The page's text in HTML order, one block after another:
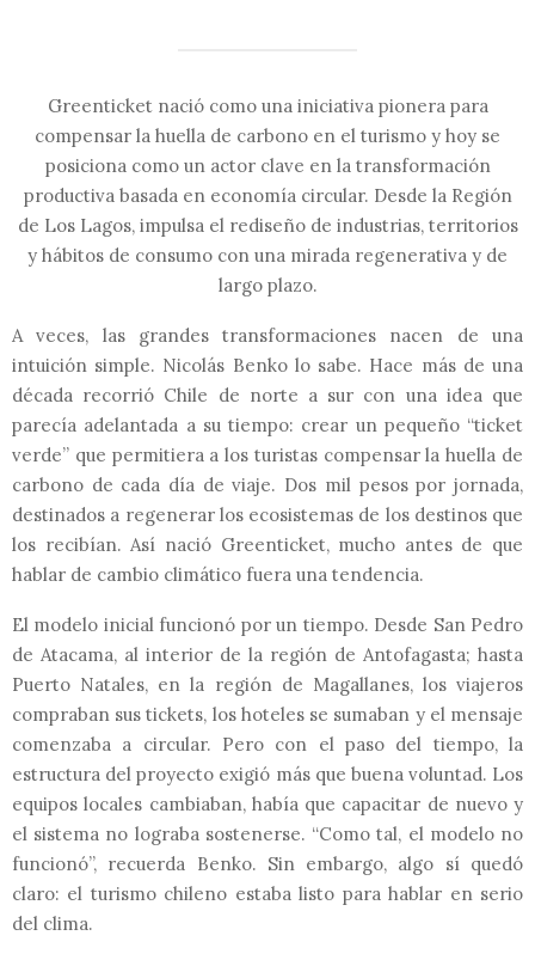
Greenticket nació como una iniciativa pionera para
compensar la huella de carbono en el turismo y hoy se
posiciona como un actor clave en la transformación
productiva basada en economía circular. Desde la Región
de Los Lagos, impulsa el rediseño de industrias, territorios
y hábitos de consumo con una mirada regenerativa y de
largo plazo.
A veces, las grandes transformaciones nacen de una
intuición simple. Nicolás Benko lo sabe. Hace más de una
década recorrió Chile de norte a sur con una idea que
parecía adelantada a su tiempo: crear un pequeño “ticket
verde” que permitiera a los turistas compensar la huella de
carbono de cada día de viaje. Dos mil pesos por jornada,
destinados a regenerar los ecosistemas de los destinos que
los recibían. Así nació Greenticket, mucho antes de que
hablar de cambio climático fuera una tendencia.
El modelo inicial funcionó por un tiempo. Desde San Pedro
de Atacama, al interior de la región de Antofagasta; hasta
Puerto Natales, en la región de Magallanes, los viajeros
compraban sus tickets, los hoteles se sumaban y el mensaje
comenzaba a circular. Pero con el paso del tiempo, la
estructura del proyecto exigió más que buena voluntad. Los
equipos locales cambiaban, había que capacitar de nuevo y
el sistema no lograba sostenerse. “Como tal, el modelo no
funcionó”, recuerda Benko. Sin embargo, algo sí quedó
claro: el turismo chileno estaba listo para hablar en serio
del clima.